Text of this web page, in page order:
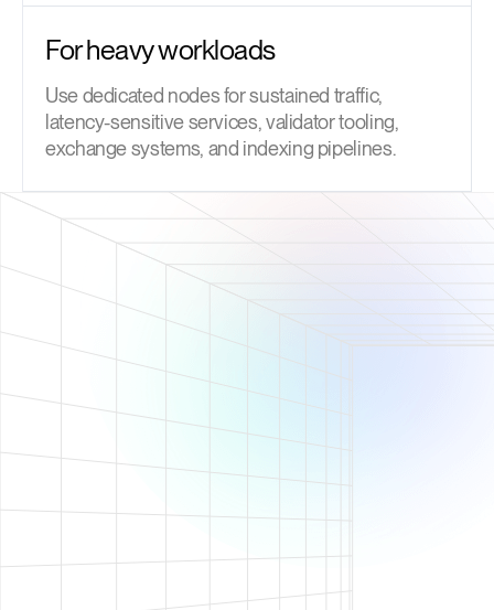
For heavy workloads
Use dedicated nodes for sustained traffic,
latency-sensitive services, validator tooling,
exchange systems, and indexing pipelines.